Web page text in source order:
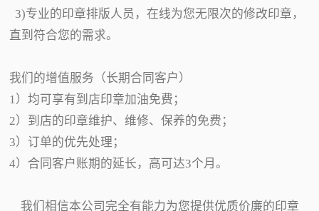
3)专业的印章排版人员，在线为您无限次的修改印章，
直到符合您的需求。
我们的增值服务（长期合同客户）
1）均可享有到店印章加油免费；
2）到店的印章维护、维修、保养的免费；
3）订单的优先处理；
4）合同客户账期的延长，高可达3个月。
我们相信本公司完全有能力为您提供优质价廉的印章